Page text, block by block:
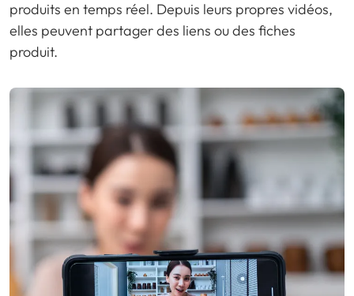
produits en temps réel. Depuis leurs propres vidéos,
elles peuvent partager des liens ou des fiches
produit.